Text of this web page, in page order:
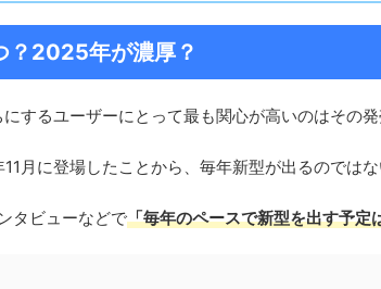
？2025年が濃厚？
するユーザーにとって最も関心が高いのはその発
月に登場したことから、毎年新型が出るのではな
タビューなどで「毎年のペースで新型を出す予定